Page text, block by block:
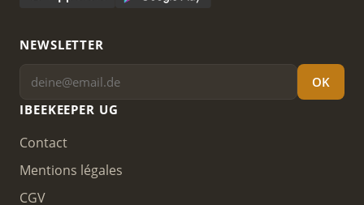
NEWSLETTER
OK
IBEEKEEPER UG
Contact
Mentions légales
CGV